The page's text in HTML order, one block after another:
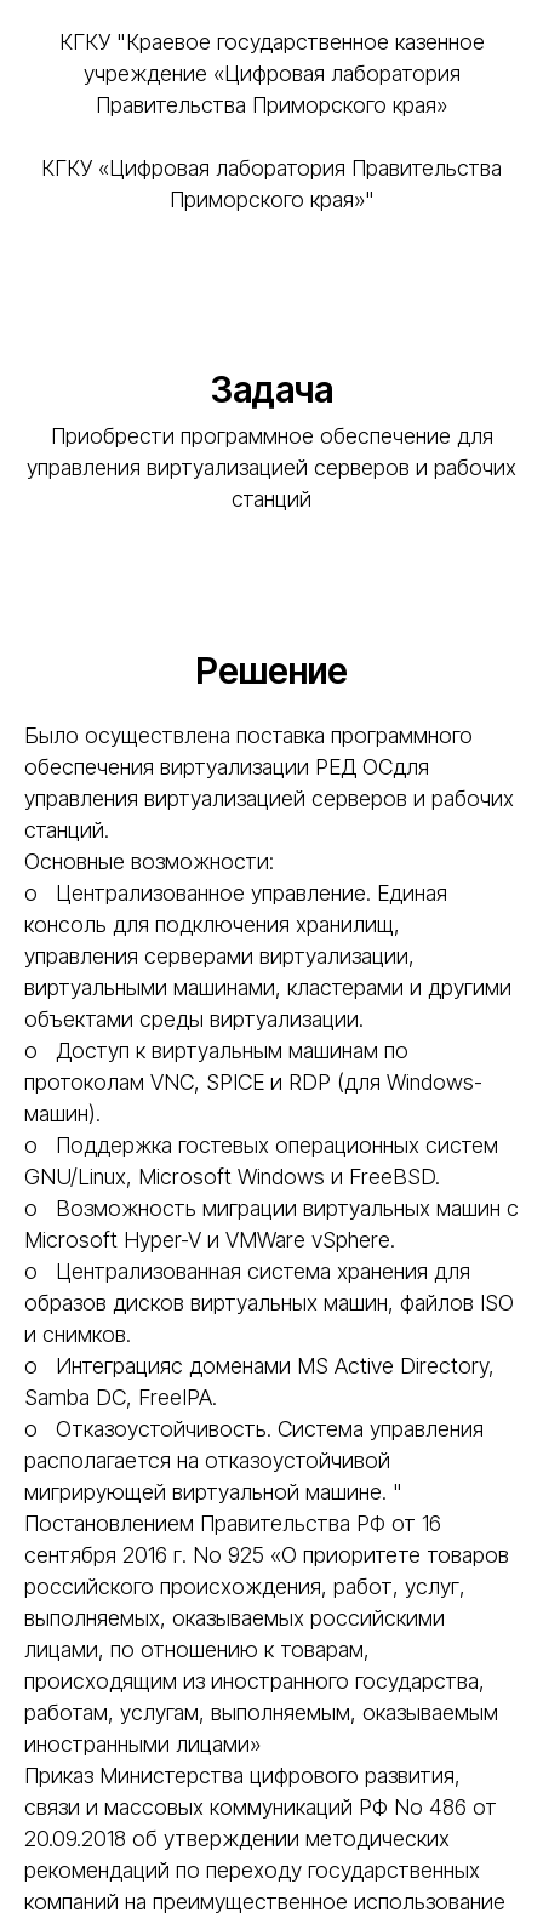
КГКУ "Краевое государственное казенное
учреждение «Цифровая лаборатория
Правительства Приморского края»
КГКУ «Цифровая лаборатория Правительства
Приморского края»"
Задача
Приобрести программное обеспечение для
управления виртуализацией серверов и рабочих
станций
Решение
Было осуществлена поставка программного
обеспечения виртуализации РЕД ОСдля
управления виртуализацией серверов и рабочих
станций.
Основные возможности:
o Централизованное управление. Единая
консоль для подключения хранилищ,
управления серверами виртуализации,
виртуальными машинами, кластерами и другими
объектами среды виртуализации.
o Доступ к виртуальным машинам по
протоколам VNC, SPICE и RDP (для Windows-
машин).
o Поддержка гостевых операционных систем
GNU/Linux, Microsoft Windows и FreeBSD.
o Возможность миграции виртуальных машин с
Microsoft Hyper-V и VMWare vSphere.
o Централизованная система хранения для
образов дисков виртуальных машин, файлов ISO
и снимков.
o Интеграцияс доменами MS Active Directory,
Samba DC, FreeIPA.
o Отказоустойчивость. Система управления
располагается на отказоустойчивой
мигрирующей виртуальной машине. "
Постановлением Правительства РФ от 16
сентября 2016 г. No 925 «О приоритете товаров
российского происхождения, работ, услуг,
выполняемых, оказываемых российскими
лицами, по отношению к товарам,
происходящим из иностранного государства,
работам, услугам, выполняемым, оказываемым
иностранными лицами»
Приказ Министерства цифрового развития,
связи и массовых коммуникаций РФ No 486 от
20.09.2018 об утверждении методических
рекомендаций по переходу государственных
компаний на преимущественное использование